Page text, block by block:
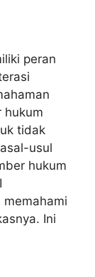
peran
hukum
tidak
usul
hukum
Ini